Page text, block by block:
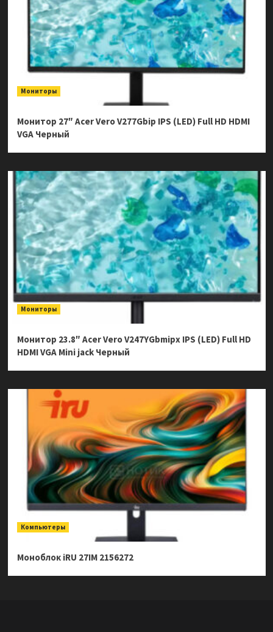
Мониторы
Монитор 27″ Acer Vero V277Gbip IPS (LED) Full HD HDMI
VGA Черный
Мониторы
Монитор 23.8″ Acer Vero V247YGbmipx IPS (LED) Full HD
HDMI VGA Mini jack Черный
Компьютеры
Моноблок iRU 27IM 2156272